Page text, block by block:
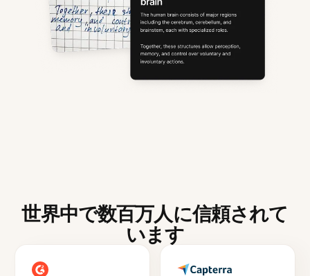
世界中で数百万人に信頼されて
います